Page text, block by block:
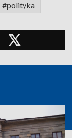
#polityka